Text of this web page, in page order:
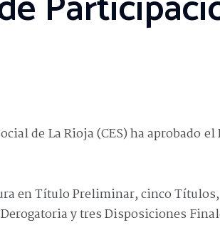
de La Rioja (CES) ha aprobado
en Título Preliminar, cinco
y tres Disposiciones